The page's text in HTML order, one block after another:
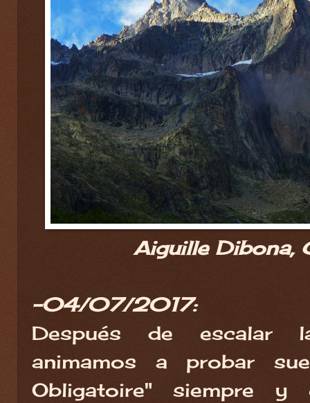
Aiguille Dibona,
-04/07/2017:
Después de escalar
animamos a probar
Obligatoire" siempre y